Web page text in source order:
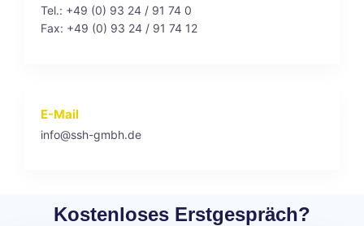
Tel.: +49 (0) 93 24 / 91 74 0
Fax: +49 (0) 93 24 / 91 74 12
E-Mail
info@ssh-gmbh.de
Kostenloses Erstgespräch?